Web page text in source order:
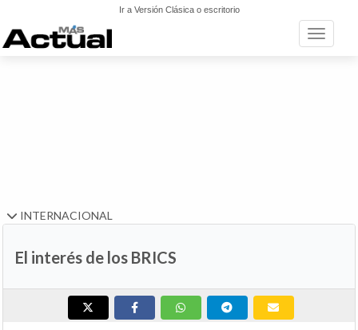
Ir a Versión Clásica o escritorio
Toggle
INTERNACIONAL
El interés de los BRICS